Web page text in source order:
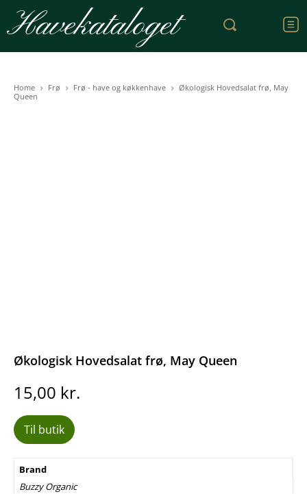
Havekataloget
Home Frø Frø - have og køkkenhave
Økologisk Hovedsalat frø, May
Queen
Økologisk Hovedsalat frø, May Queen
15,00 kr.
Til butik
Brand
Buzzy Organic